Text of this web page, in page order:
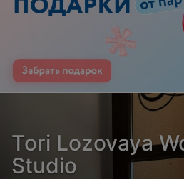
Tori Lozovaya
Studio